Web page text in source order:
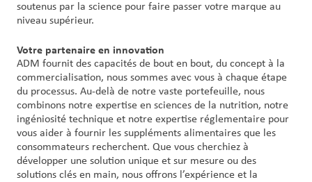
Investisseurs
soutenus par la science pour faire passer votre marque au
niveau supérieur.
Votre partenaire en innovation
ADM fournit des capacités de bout en bout, du concept à la
commercialisation, nous sommes avec vous à chaque étape
du processus. Au-delà de notre vaste portefeuille, nous
combinons notre expertise en sciences de la nutrition, notre
ingéniosité technique et notre expertise réglementaire pour
vous aider à fournir les suppléments alimentaires que les
consommateurs recherchent. Que vous cherchiez à
développer une solution unique et sur mesure ou des
solutions clés en main, nous offrons l’expérience et la